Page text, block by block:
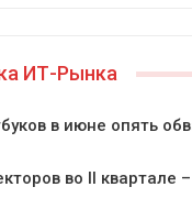
ИТ-Рынка
в июне опять
во II квартале